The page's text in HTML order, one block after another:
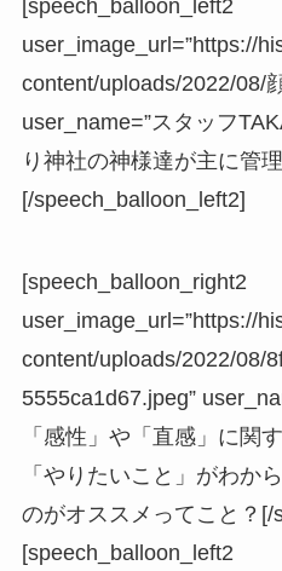
[speech_balloon_left2
user_image_url=”https://
content/uploads/2022/08/
user_name=”スタッフ
り神社の神様達が主に管
[/speech_balloon_left2]
[speech_balloon_right2
user_image_url=”https://
content/uploads/2022/08/
5555ca1d67.jpeg”
「感性」や「直感」に関
「やりたいこと」がわか
のがオススメってこと？
[speech_balloon_left2